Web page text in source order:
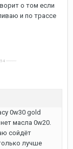
о том если
и по трассе
----------
0w30 gold
масла 0w20.
сойдёт
лучше